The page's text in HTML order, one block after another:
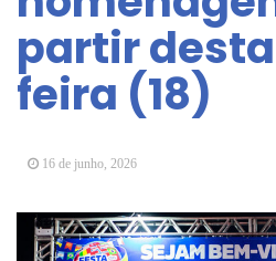
Arujá promove 2º encontro da
Conhecimento em Bem-Estar Animal
dos Ipês
Arujá terá novo posto para emissão
TOP
partir
feira (18)
16 de junho, 2026